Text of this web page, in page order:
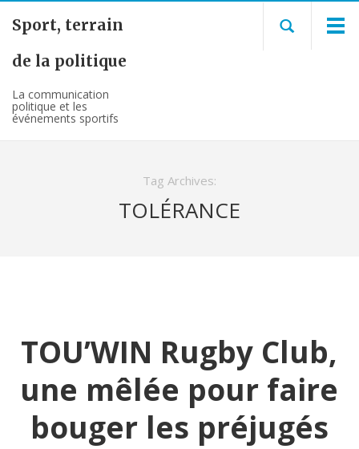
Sport, terrain
de la politique
La communication
politique et les
événements sportifs
Tag Archives:
TOLÉRANCE
TOU’WIN Rugby Club,
une mêlée pour faire
bouger les préjugés